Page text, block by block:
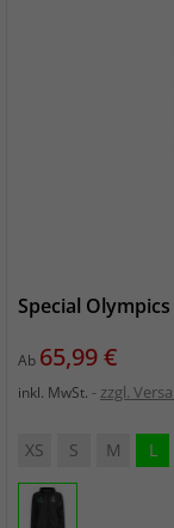
Special
Ab Preis
65,99 €
inkl. MwSt. zzgl.
XS S M L